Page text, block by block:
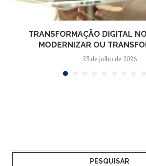
TRANSFORMAÇÃO DIGITAL
MODERNIZAR OU
23 de julho de 2026
PESQUISAR